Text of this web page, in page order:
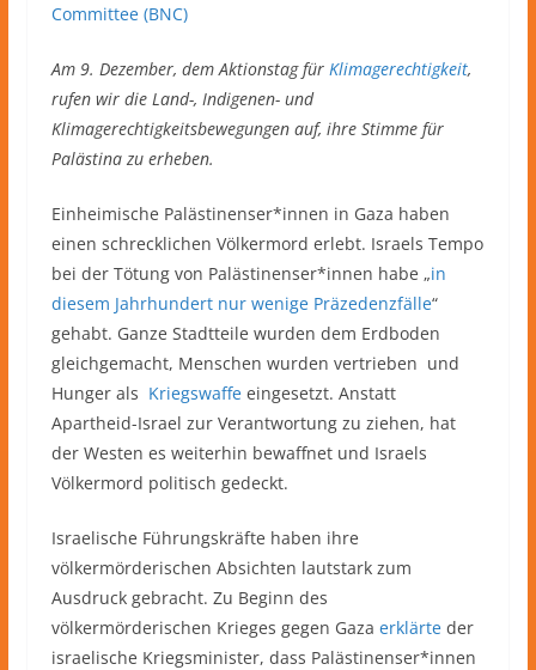
Committee (BNC)
Am 9. Dezember, dem Aktionstag für Klimagerechtigkeit,
rufen wir die Land-, Indigenen- und
Klimagerechtigkeitsbewegungen auf, ihre Stimme für
Palästina zu erheben.
Einheimische Palästinenser*innen in Gaza haben
einen schrecklichen Völkermord erlebt. Israels Tempo
bei der Tötung von Palästinenser*innen habe „in
diesem Jahrhundert nur wenige Präzedenzfälle“
gehabt. Ganze Stadtteile wurden dem Erdboden
gleichgemacht, Menschen wurden vertrieben und
Hunger als Kriegswaffeeingesetzt. Anstatt
Apartheid-Israel zur Verantwortung zu ziehen, hat
der Westen es weiterhin bewaffnet und Israels
Völkermord politisch gedeckt.
Israelische Führungskräfte haben ihre
völkermörderischen Absichten lautstark zum
Ausdruck gebracht. Zu Beginn des
völkermörderischen Krieges gegen Gaza erklärteder
israelische Kriegsminister, dass Palästinenser*innen